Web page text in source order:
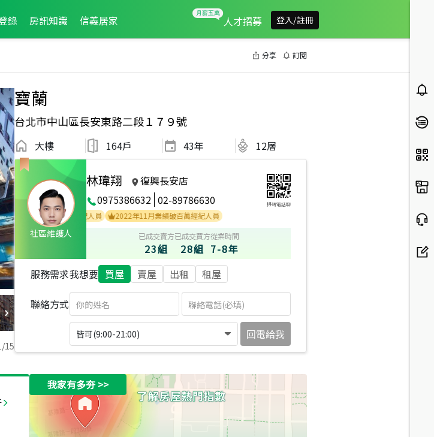
錄 房訊知識 信義居家 人才招募 登入/註冊
分享 訂閱
/15
寶蘭
台北市中山區長安東路二段１７９號
大樓 164戶 43年 12層
社區維護人
林瑋翔
復興長安店
0975386632 02-89786630 掃碼電話聊
2021年9月區成件TOP2 2021年1月區成件TOP2
2023年7月業
已成交賣方
23組
已成交買方
28組
從業時間
7-8年
服務需求我想要 買屋 賣屋 出租 租屋
聯絡方式
皆可(9:00-21:00) 回電給我
我家有多夯>>